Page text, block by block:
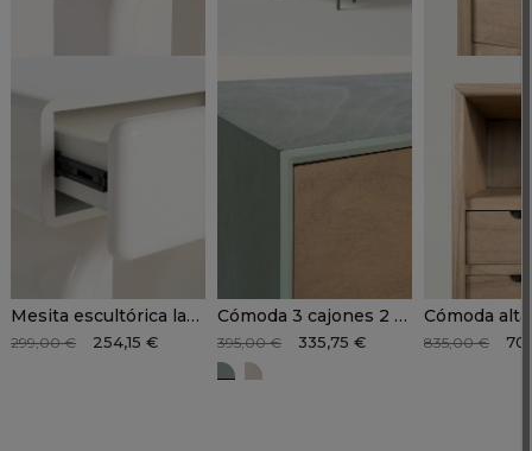
Mesita escultórica lacado crema NOVEN
299,00 € 254,15 €
Cómoda 3 cajones 2 colores SOREN
395,00 € 335,75 €
SOREN verde
SOREN crema
835,00 €